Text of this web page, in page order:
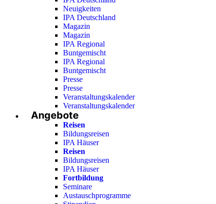
Neuigkeiten
IPA Deutschland
Magazin
Magazin
IPA Regional
Buntgemischt
IPA Regional
Buntgemischt
Presse
Presse
Veranstaltungskalender
Veranstaltungskalender
Angebote
Reisen
Bildungsreisen
IPA Häuser
Reisen
Bildungsreisen
IPA Häuser
Fortbildung
Seminare
Austauschprogramme